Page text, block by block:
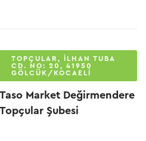
TOPÇULAR, İLHAN TUBA
CD. NO: 20, 41950
GÖLCÜK/KOCAELI
Taso Market Değirmendere
Topçular Şubesi